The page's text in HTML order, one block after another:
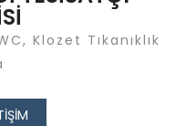
Klozet Tıkanıklık